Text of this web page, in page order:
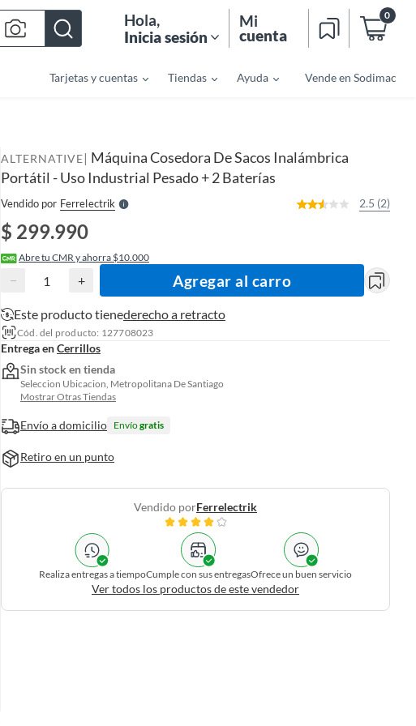
Hola,
Inicia sesión
Mi
cuenta
0
Tarjetas y cuentas Tiendas Ayuda Vende en Sodimac
ALTERNATIVE| Máquina Cosedora De Sacos Inalámbrica
Portátil - Uso Industrial Pesado + 2 Baterías
Vendido por FerrelectrikS
l
l
e
r
2.5 (2)
$ 299.990
Abre tu CMR y ahorra $10.000
− + Agregar al carro
Este producto tienederecho a retracto
Cód. del producto: 127708023
Entrega enCerrillos
Sin stock en tienda
Seleccion Ubicacion, Metropolitana De Santiago
Mostrar Otras Tiendas
Envío a domicilio Envíogratis
Retiro en un punto
Vendido porFerrelectrik
Realiza entregas a tiempoCumple con sus entregasOfrece un buen servicio
Ver todos los productos de este vendedor